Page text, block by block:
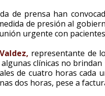
de prensa han
de presión al
urgente con
representante de
clínicas no brindan
de cuatro horas cada
dos horas, pese a